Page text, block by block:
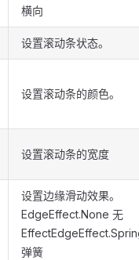
横向
设置滚动条状态。
设置滚动条的颜色。
设置滚动条的宽度
设置边缘滑动效果。
EdgeEffect.None 无
弹簧